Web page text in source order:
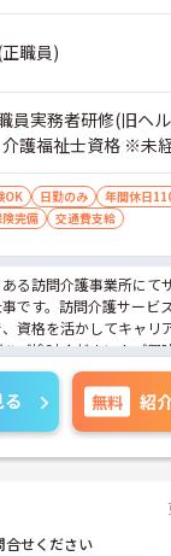
職員)
員実務者研修(旧ヘ
護福祉士資格 ※未
OK 日勤のみ 年間休日
完備 交通費支給
る訪問介護事業所にて
です。訪問介護サービ
資格を活かしてキャリ
ご検討ください！ご興
ントなど、さらに詳細
軽にご相談ください。
無料 紹
せください